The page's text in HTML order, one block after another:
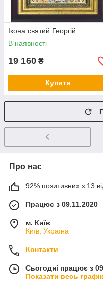
Ікона святий Георгій
В наявності
19 160 ₴
Купити
Про нас
92% позитивних з 13
Працює з 09.11.2020
м. Київ
Київ, Україна
Контакти
Сьогодні працює з
Показати весь